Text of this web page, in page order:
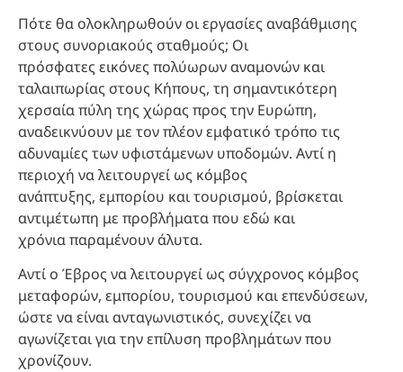
Πότε θα ολοκληρωθούν οι εργασίες αναβάθμισης
στους συνοριακούς σταθμούς; Οι
πρόσφατες εικόνες πολύωρων αναμονών και
ταλαιπωρίας στους Κήπους, τη σημαντικότερη
χερσαία πύλη της χώρας προς την Ευρώπη,
αναδεικνύουν με τον πλέον εμφατικό τρόπο τις
αδυναμίες των υφιστάμενων υποδομών. Αντί η
περιοχή να λειτουργεί ως κόμβος
ανάπτυξης, εμπορίου και τουρισμού, βρίσκεται
αντιμέτωπη με προβλήματα που εδώ και
χρόνια παραμένουν άλυτα.
Αντί ο Έβρος να λειτουργεί ως σύγχρονος κόμβος
μεταφορών, εμπορίου, τουρισμού και επενδύσεων,
ώστε να είναι ανταγωνιστικός, συνεχίζει να
αγωνίζεται για την επίλυση προβλημάτων που
χρονίζουν.